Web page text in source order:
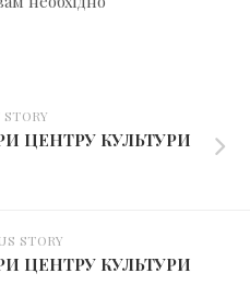
ЦЕНТРУ КУЛЬТУРИ
STORY
ЦЕНТРУ КУЛЬТУРИ